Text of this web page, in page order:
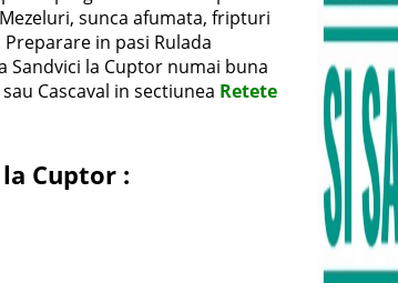
sunca afumata, fripturi
in pasi Rulada
Sandvici la Cuptor numai buna
Cascaval in sectiunea Retete
Cuptor :